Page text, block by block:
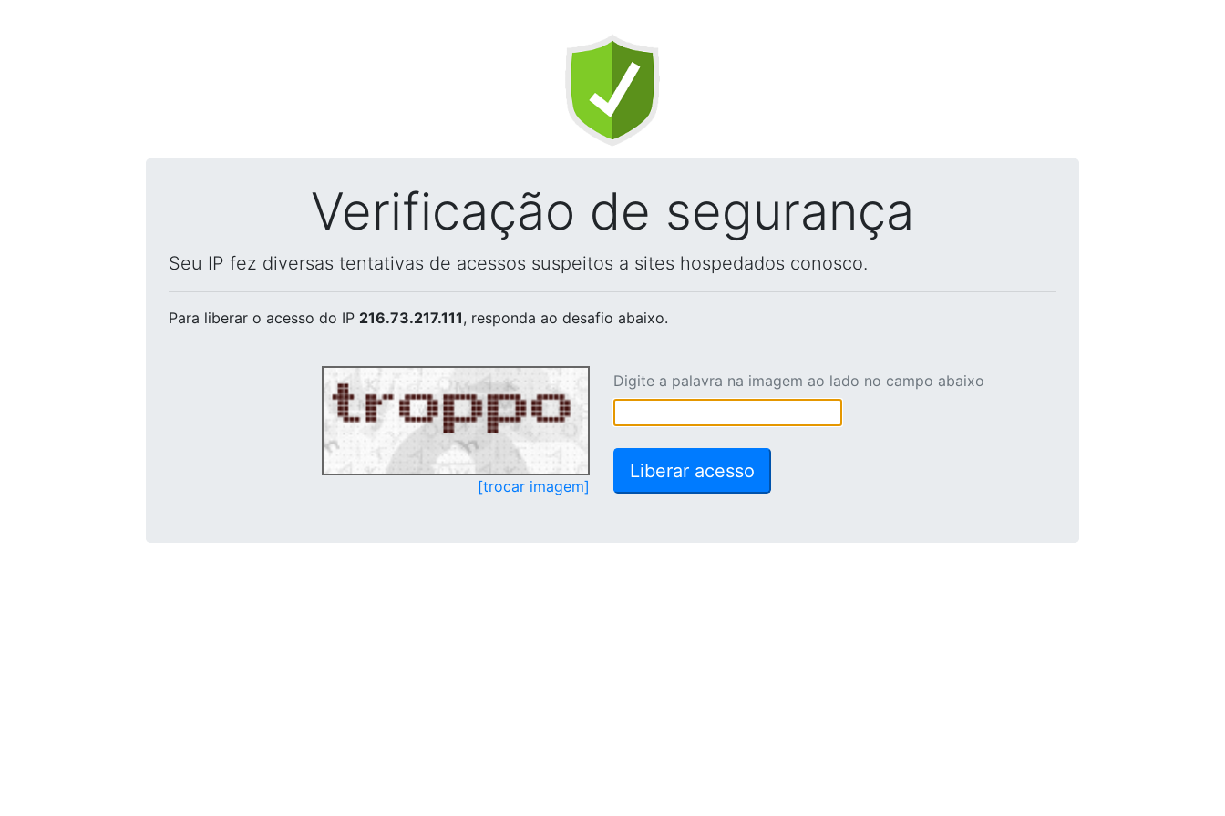
Verificação de segurança
Seu IP fez diversas tentativas de acessos suspeitos a sites hospedados conosco.
Para liberar o acesso do IP 216.73.217.111, responda ao desafio abaixo.
[trocar imagem]
Digite a palavra na imagem ao lado no campo abaixo